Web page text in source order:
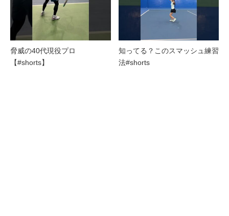
脅威の40代現役プロ
【#shorts】
知ってる？このスマッシュ練習
法#shorts